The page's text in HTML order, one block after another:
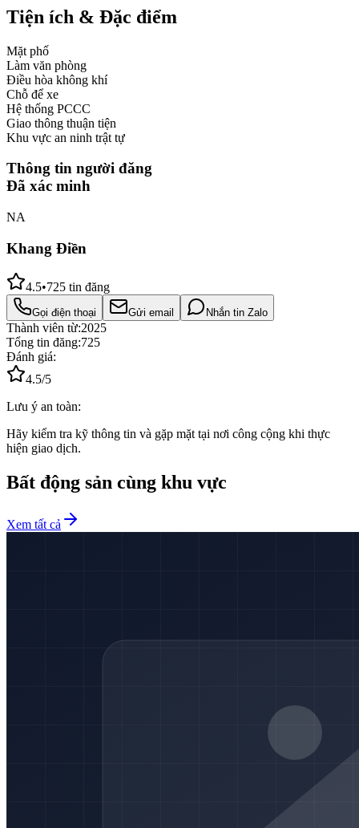
Tiện ích & Đặc điểm
Mặt phố
Làm văn phòng
Điều hòa không khí
Chỗ để xe
Hệ thống PCCC
Giao thông thuận tiện
Khu vực an ninh trật tự
Thông tin người đăng
Đã xác minh
NA
Khang Điền
4.5•725 tin đăng
Gọi điện thoại Gửi email Nhắn tin Zalo
Thành viên từ:2025
Tổng tin đăng:725
Đánh giá:
4.5/5
Lưu ý an toàn:
Hãy kiểm tra kỹ thông tin và gặp mặt tại nơi công cộng khi thực
hiện giao dịch.
Bất động sản cùng khu vực
Xem tất cả